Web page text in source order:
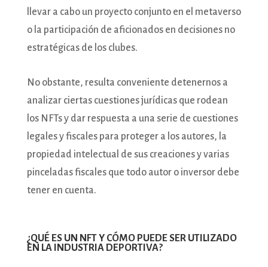
llevar a cabo un proyecto conjunto en el metaverso
o la participación de aficionados en decisiones no
estratégicas de los clubes.
No obstante, resulta conveniente detenernos a
analizar ciertas cuestiones jurídicas que rodean
los NFTs y dar respuesta a una serie de cuestiones
legales y fiscales para proteger a los autores, la
propiedad intelectual de sus creaciones y varias
pinceladas fiscales que todo autor o inversor debe
tener en cuenta.
¿QUÉ ES UN NFT Y CÓMO PUEDE SER UTILIZADO
EN LA INDUSTRIA DEPORTIVA?